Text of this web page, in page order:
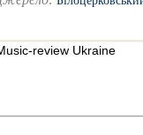
review Ukraine